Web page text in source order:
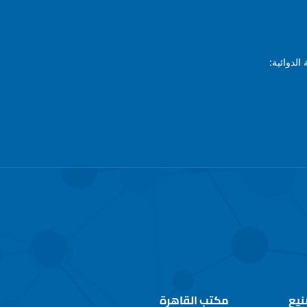
مكتب القاهرة